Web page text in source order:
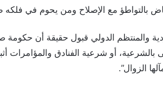
بالتواطؤ مع الإصلاح ومن يحوم في
والمنتظم الدولي قبول حقيقة أن حكومة
أو شرعية الفنادق والمؤامرات
الزوال”.